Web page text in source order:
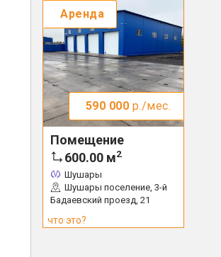
Аренда
590 000 р./мес.
Помещение
600.00 м2
Шушары
Шушары поселение, 3-й
Бадаевский проезд, 21
что это?